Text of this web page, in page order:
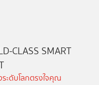
CLASS SMART
ะดับโลกตรงใจคุณ